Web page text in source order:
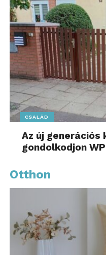
CSALÁD
Az új
gondolkodjon
Otthon